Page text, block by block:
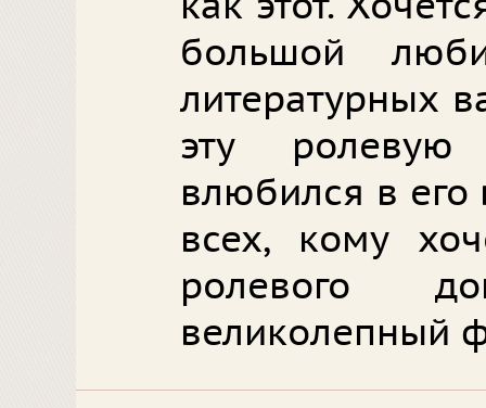
большой
литературных
эту
влюбился в
всех, кому
ролевого
великолепный